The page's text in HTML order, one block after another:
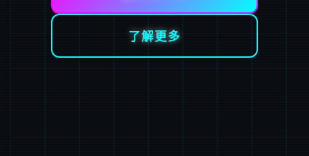
了解更多